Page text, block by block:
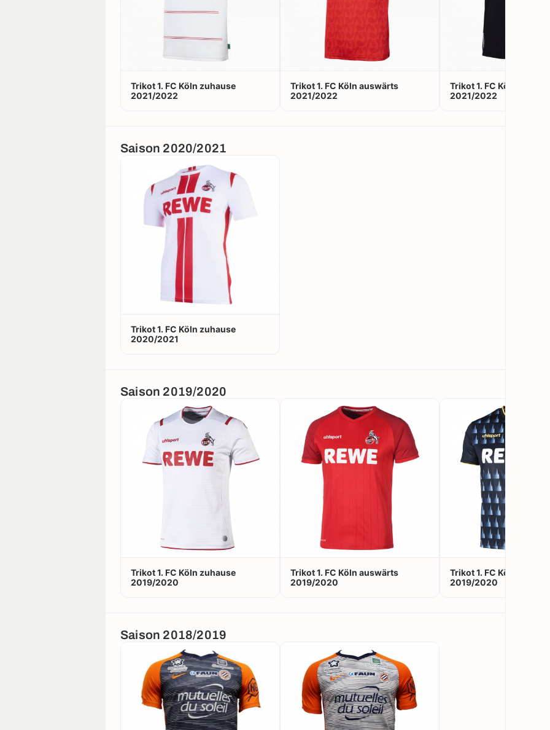
Trikot 1. FC Köln zuhause
2021/2022
Trikot 1. FC Köln auswärts
2021/2022
Trikot 1. FC Köln
2021/2022
Saison 2020/2021
Trikot 1. FC Köln zuhause
2020/2021
Saison 2019/2020
Trikot 1. FC Köln zuhause
2019/2020
Trikot 1. FC Köln auswärts
2019/2020
Trikot 1. FC Köln
2019/2020
Saison 2018/2019